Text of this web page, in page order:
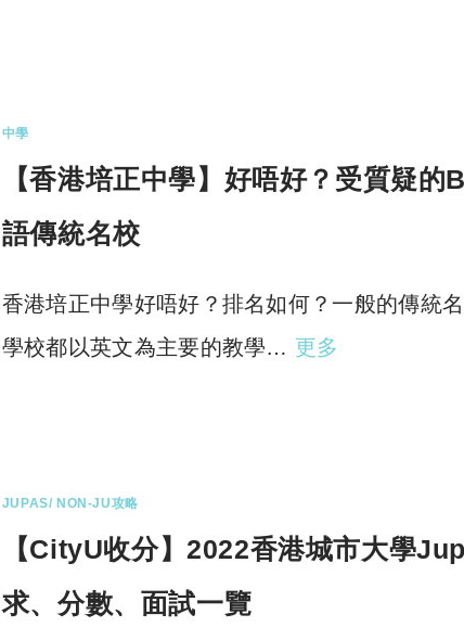
中學
【香港培正中學】好唔好？受質疑的
語傳統名校
香港培正中學好唔好？排名如何？一般的傳統
學校都以英文為主要的教學… 更多
JUPAS/ NON-JU攻略
【CityU收分】2022香港城市大學
求、分數、面試一覽